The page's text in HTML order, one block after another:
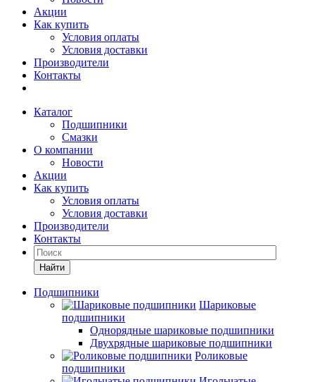
Акции
Как купить
Условия оплаты
Условия доставки
Производители
Контакты
Каталог
Подшипники
Смазки
О компании
Новости
Акции
Как купить
Условия оплаты
Условия доставки
Производители
Контакты
Найти
Подшипники
Шариковые
подшипники
Однорядные шариковые подшипники
Двухрядные шариковые подшипники
Роликовые
подшипники